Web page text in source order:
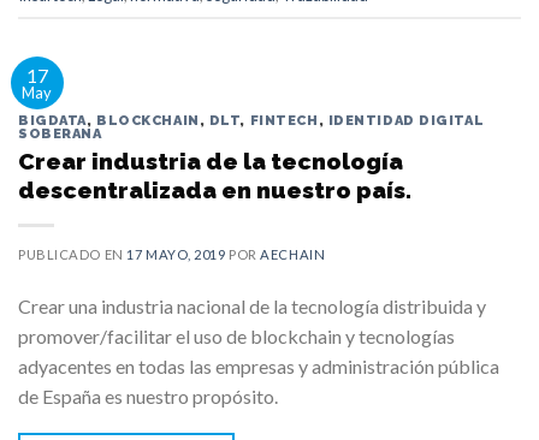
17
May
BIGDATA, BLOCKCHAIN , DLT, FINTECH , IDENTIDAD DIGITAL
SOBERANA
Crear industria de la tecnología
descentralizada en nuestro país.
PUBLICADO EN 17 MAYO, 2019 PORAECHAIN
Crear una industria nacional de la tecnología distribuida y
promover/facilitar el uso de blockchain y tecnologías
adyacentes en todas las empresas y administración pública
de España es nuestro propósito.